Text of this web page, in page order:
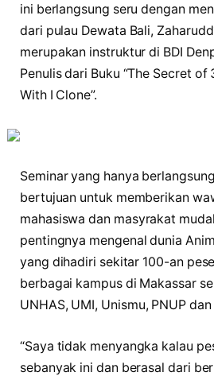
ini berlangsung seru dengan
dari pulau Dewata Bali,
merupakan instruktur di BDI
Penulis dari Buku “The Secret
With I Clone”.
Seminar yang hanya
bertujuan untuk memberikan
mahasiswa dan masyrakat
pentingnya mengenal dunia
yang dihadiri sekitar 100-an
berbagai kampus di Makassar
UNHAS, UMI, Unismu, PNUP
“Saya tidak menyangka kalau
sebanyak ini dan berasal dari